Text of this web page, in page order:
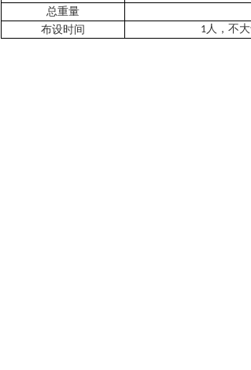
总重量
布设时间
1人，不